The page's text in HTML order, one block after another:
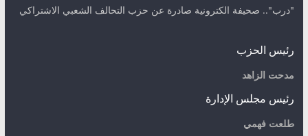
"درب".. صحيفة الكترونية صادرة عن حزب التحالف الشعبي الاشتراكي
رئيس الحزب
مدحت الزاهد
رئيس مجلس الإدارة
طلعت فهمي